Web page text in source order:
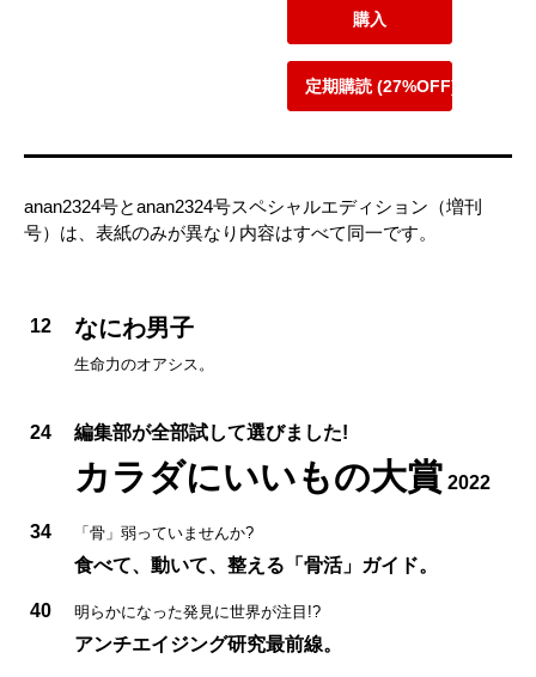
購入
定期購読 (27%OFF)
anan2324号とanan2324号スペシャルエディション（増刊
号）は、表紙のみが異なり内容はすべて同一です。
12 なにわ男子
生命力のオアシス。
24 編集部が全部試して選びました!
カラダにいいもの大賞 2022
34 「骨」弱っていませんか?
食べて、動いて、整える「骨活」ガイド。
40 明らかになった発見に世界が注目!?
アンチエイジング研究最前線。